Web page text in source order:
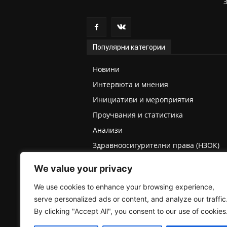
We value your privacy
We use cookies to enhance your browsing experience,
serve personalized ads or content, and analyze our traffic.
By clicking "Accept All", you consent to our use of cookies.
Популярни категории
Новини
Интервюта и мнения
Инициативи и мероприятия
Проучвания и статистика
Анализи
Здравноосигурителни права (НЗОК)
Медицинска експертиза (ТЕЛК/НЕЛК)